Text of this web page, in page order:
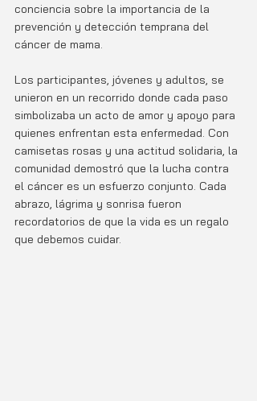
conciencia sobre la importancia de la
prevención y detección temprana del
cáncer de mama.
Los participantes, jóvenes y adultos, se
unieron en un recorrido donde cada paso
simbolizaba un acto de amor y apoyo para
quienes enfrentan esta enfermedad. Con
camisetas rosas y una actitud solidaria, la
comunidad demostró que la lucha contra
el cáncer es un esfuerzo conjunto. Cada
abrazo, lágrima y sonrisa fueron
recordatorios de que la vida es un regalo
que debemos cuidar.